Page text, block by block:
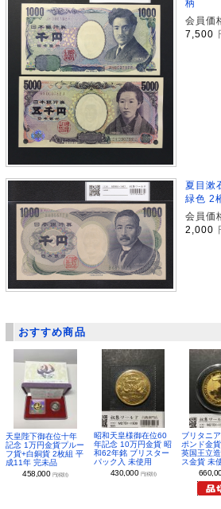
柄
会員価
7,500
夏目漱
緑色 2
会員価
2,000
おすすめ商品
天皇陛下御在位十年
記念 1万円金貨プルー
フ貨+白銅貨 2枚組 平
成11年 完未品
458,000 円(税別)
昭和天皇様御在位60
年記念 10万円金貨 昭
和62年銘 ブリスター
パック入 未使用
430,000 円(税別)
ブリタニ
ポンド金
英国王立
ス金貨 未